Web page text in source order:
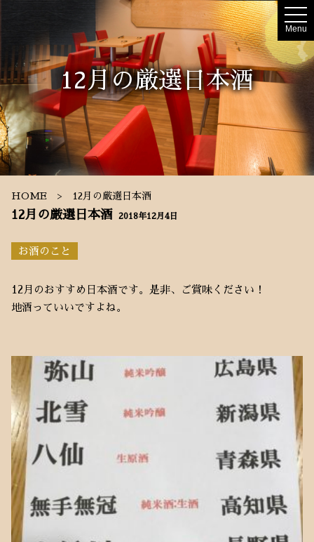
t
o
g
g
e
n
g
a
Menu
12月の厳選日本酒
HOME 12月の厳選日本酒
12月の厳選日本酒 2018年12月4日
お酒のこと
12月のおすすめ日本酒です。是非、ご賞味ください！
地酒っていいですよね。